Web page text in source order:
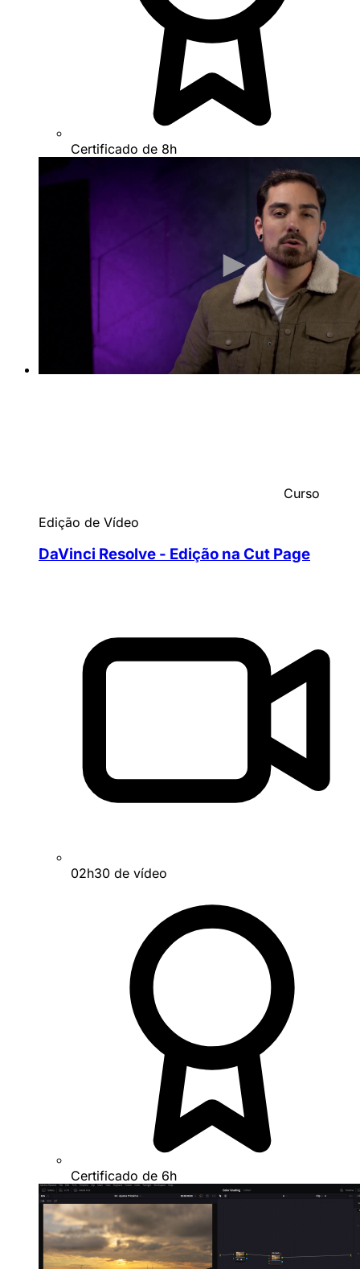
Certificado de 8h
Curso
Edição de Vídeo
DaVinci Resolve - Edição na Cut Page
02h30 de vídeo
Certificado de 6h